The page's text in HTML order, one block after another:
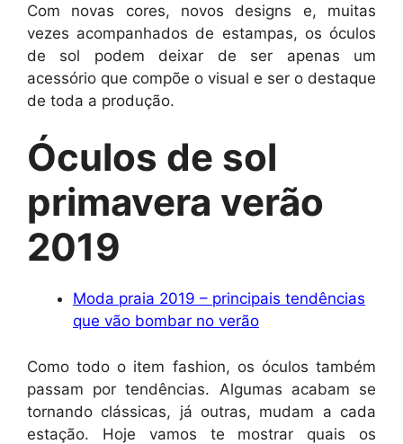
Com novas cores, novos designs e, muitas
vezes acompanhados de estampas, os óculos
de sol podem deixar de ser apenas um
acessório que compõe o visual e ser o destaque
de toda a produção.
Óculos de sol
primavera verão
2019
Moda praia 2019 – principais tendências
que vão bombar no verão
Como todo o item fashion, os óculos também
passam por tendências. Algumas acabam se
tornando clássicas, já outras, mudam a cada
estação. Hoje vamos te mostrar quais os